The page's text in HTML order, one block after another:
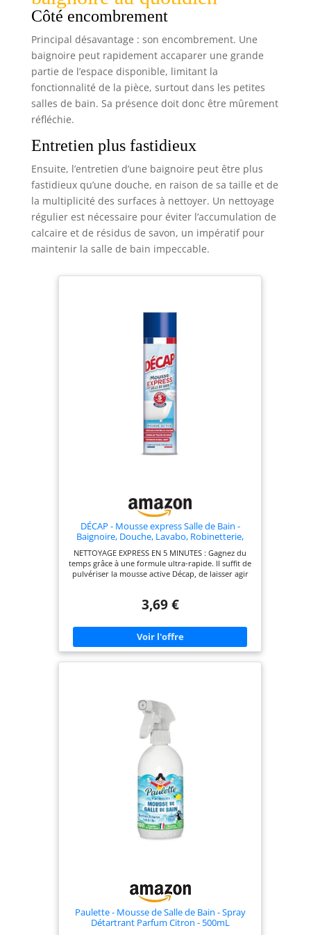
couleurs amusantes ! IDÉAL POUR LES ENFANTS :
Idéales pour les enfants âgés de 3 ans et plus, ces
parfait aux jouets de bain à couleurs changeantes
! Associez-les à votre bain moussant préféré pour
enfants pour encore plus de plaisir au moment du
bain ! 150 PASTILLES DE COULEUR POUR LE BAIN :
Comprend 150 pastilles de bain assorties en
rouge, orange, jaune, vert, bleu, indigo et violet !
Associez-les au savon peinture pour le bain ou
aux crayons de bain Tub Works (vendus
séparément) pour plus de plaisir au moment du
Côté encombrement
Principal désavantage : son encombrement. Une
baignoire peut rapidement accaparer une grande
partie de l’espace disponible, limitant la
fonctionnalité de la pièce, surtout dans les petites
salles de bain. Sa présence doit donc être mûrement
réfléchie.
Entretien plus fastidieux
Ensuite, l’entretien d’une baignoire peut être plus
fastidieux qu’une douche, en raison de sa taille et de
la multiplicité des surfaces à nettoyer. Un nettoyage
régulier est nécessaire pour éviter l’accumulation de
calcaire et de résidus de savon, un impératif pour
maintenir la salle de bain impeccable.
DÉCAP - Mousse express Salle de Bain -
Baignoire, Douche, Lavabo, Robinetterie,
Efficace contre le calcaire - Fabriqué en
France - Aérosol 600mL
NETTOYAGE EXPRESS EN 5 MINUTES : Gagnez du
temps grâce à une formule ultra-rapide. Il suffit de
pulvériser la mousse active Décap, de laisser agir
ACTION ANTI-CALCAIRE ULTRA-EFFICACE : Dites
tartre. Cette mousse dissout instantanément le
calcaire et redonne de l'éclat à vos espaces de
bain, tout en déposant un film protecteur. MAXI
seul geste pour un maximum d'utilisations.
POLYVALENCE TOTALE SALLE DE BAIN : Un seul
produit pour toute votre pièce d'eau. Ce
nettoyant convient parfaitement pour détartrer et
faire briller les baignoires, cabines de douche,
lavabos, robinetteries en inox, ainsi que le
carrelage mural. QUALITÉ ET SAVOIR-FAIRE
FRANÇAIS : Optez pour la performance en toute
confiance. La mousse Décap est entièrement
pensée, développée et fabriquée en France, vous
garantissant le respect des normes strictes de
qualité et de sécurité.
3,69 €
Paulette - Mousse de Salle de Bain - Spray
Détartrant Parfum Citron - 500mL